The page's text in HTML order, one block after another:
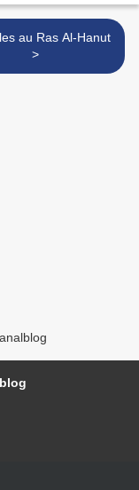
au Ras Al-Hanut
>